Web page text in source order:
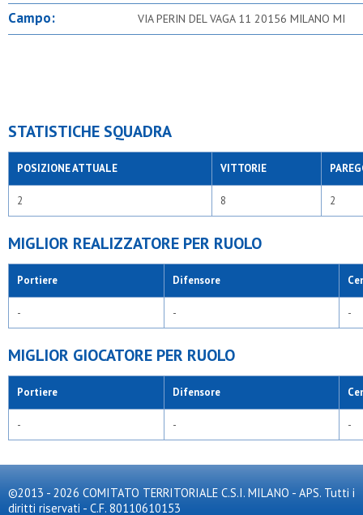
Campo: VIA PERIN DEL VAGA 11 20156 MILANO MI
STATISTICHE SQUADRA
POSIZIONE ATTUALE VITTORIE
2 8 2
MIGLIOR REALIZZATORE PER RUOLO
Portiere Difensore
- - -
MIGLIOR GIOCATORE PER RUOLO
Portiere Difensore
- - -
©2013 - 2026 COMITATO TERRITORIALE C.S.I. MILANO - APS. Tutti i
diritti riservati - C.F. 80110610153